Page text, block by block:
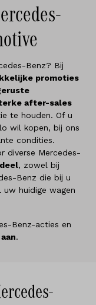
Benz? Bij
promoties
after-sales
te houden. Of u
wil kopen, bij ons
condities.
diverse Mercedes-
, zowel bij
Benz die bij u
huidige wagen
Benz-acties en
.